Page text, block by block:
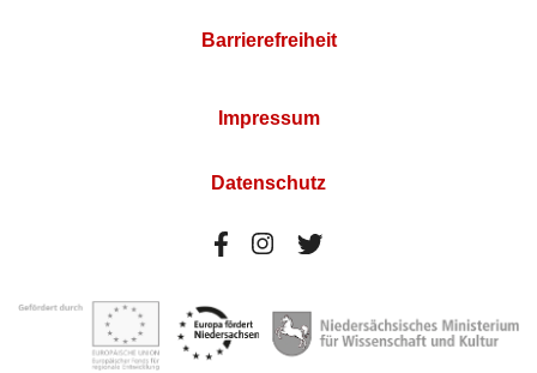
Barrierefreiheit
Impressum
Datenschutz